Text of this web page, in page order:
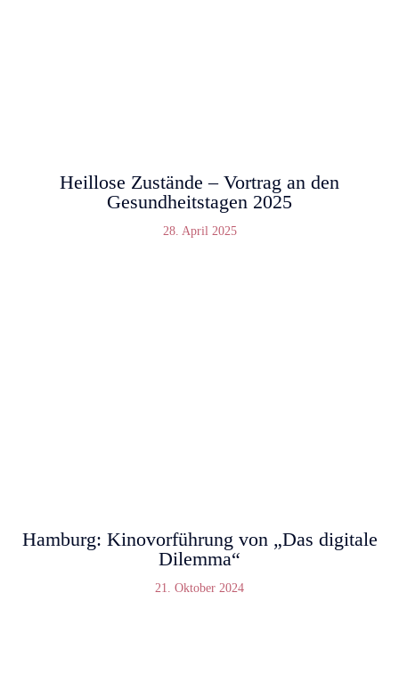
Heillose Zustände – Vortrag an den
Gesundheitstagen 2025
28. April 2025
Hamburg: Kinovorführung von „Das digitale
Dilemma“
21. Oktober 2024